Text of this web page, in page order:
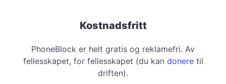
Kostnadsfritt
PhoneBlock er helt gratis og reklamefri. Av
fellesskapet, for fellesskapet (du kan doneretil
driften).